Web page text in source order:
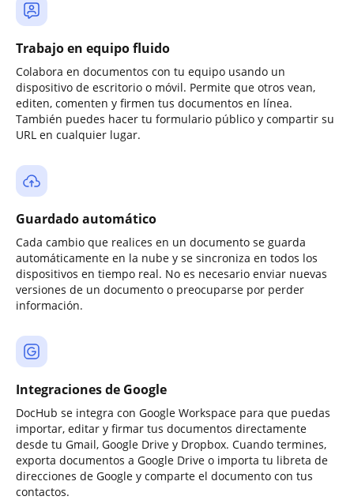
Trabajo en equipo fluido
Colabora en documentos con tu equipo usando un
dispositivo de escritorio o móvil. Permite que otros vean,
editen, comenten y firmen tus documentos en línea.
También puedes hacer tu formulario público y compartir su
URL en cualquier lugar.
Guardado automático
Cada cambio que realices en un documento se guarda
automáticamente en la nube y se sincroniza en todos los
dispositivos en tiempo real. No es necesario enviar nuevas
versiones de un documento o preocuparse por perder
información.
Integraciones de Google
DocHub se integra con Google Workspace para que puedas
importar, editar y firmar tus documentos directamente
desde tu Gmail, Google Drive y Dropbox. Cuando termines,
exporta documentos a Google Drive o importa tu libreta de
direcciones de Google y comparte el documento con tus
contactos.